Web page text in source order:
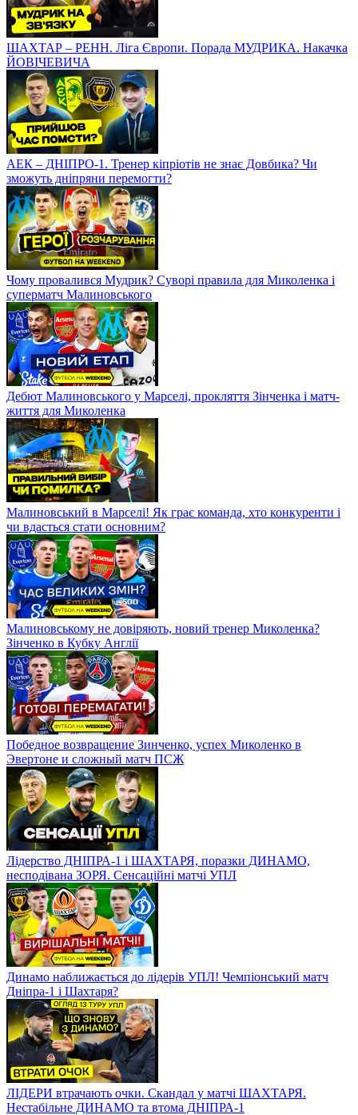
ШАХТАР – РЕНН. Ліга Європи. Порада МУДРИКА. Накачка
ЙОВІЧЕВИЧА
АЕК – ДНІПРО-1. Тренер кіпріотів не знає Довбика? Чи
зможуть дніпряни перемогти?
Чому провалився Мудрик? Суворі правила для Миколенка і
суперматч Малиновського
Дебют Малиновського у Марселі, прокляття Зінченка і матч-
життя для Миколенка
Малиновський в Марселі! Як грає команда, хто конкуренти і
чи вдасться стати основним?
Малиновському не довіряють, новий тренер Миколенка?
Зінченко в Кубку Англії
Победное возвращение Зинченко, успех Миколенко в
Эвертоне и сложный матч ПСЖ
Лідерство ДНІПРА-1 і ШАХТАРЯ, поразки ДИНАМО,
несподівана ЗОРЯ. Сенсаційні матчі УПЛ
Динамо наближається до лідерів УПЛ! Чемпіонський матч
Дніпра-1 і Шахтаря?
ЛІДЕРИ втрачають очки. Скандал у матчі ШАХТАРЯ.
Нестабільне ДИНАМО та втома ДНІПРА-1